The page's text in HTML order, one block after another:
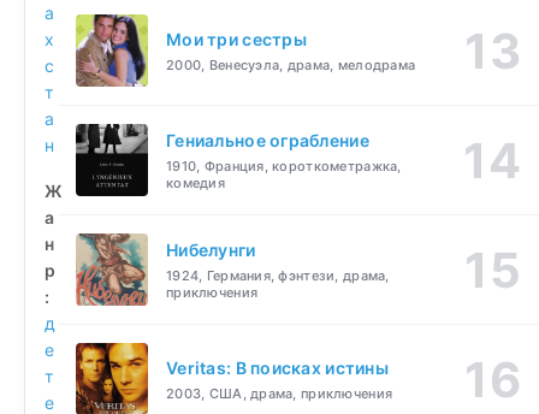
а
х
с
т
а
н
Ж
а
н
р
:
д
е
т
е
Мои три сестры
2000, Венесуэла, драма, мелодрама
Гениальное ограбление
1910, Франция, короткометражка,
комедия
Нибелунги
1924, Германия, фэнтези, драма,
приключения
Veritas: В поисках истины
2003, США, драма, приключения